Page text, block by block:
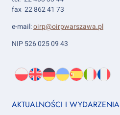
fax 22 862 41 73
e-mail:oirp@oirpwarszawa.pl
NIP 526 025 09 43
Wybierz
język:
PL
O
EN
About
DE
About
UK
About
ES
About
IT
About
FR
About
Footer
AKTUALNOŚCI I WYDARZENIA